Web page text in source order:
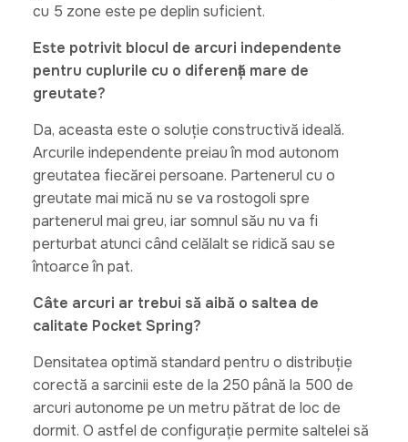
cu 5 zone este pe deplin suficient.
Este potrivit blocul de arcuri independente
pentru cuplurile cu o diferență mare de
greutate?
Da, aceasta este o soluție constructivă ideală.
Arcurile independente preiau în mod autonom
greutatea fiecărei persoane. Partenerul cu o
greutate mai mică nu se va rostogoli spre
partenerul mai greu, iar somnul său nu va fi
perturbat atunci când celălalt se ridică sau se
întoarce în pat.
Câte arcuri ar trebui să aibă o saltea de
calitate Pocket Spring?
Densitatea optimă standard pentru o distribuție
corectă a sarcinii este de la 250 până la 500 de
arcuri autonome pe un metru pătrat de loc de
dormit. O astfel de configurație permite saltelei să